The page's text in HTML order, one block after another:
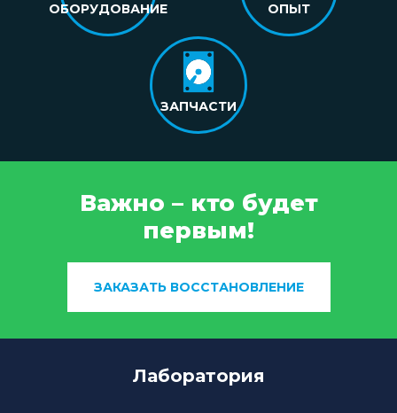
ОБОРУДОВАНИЕ ОПЫТ
ЗАПЧАСТИ
Важно – кто будет
первым!
ЗАКАЗАТЬ ВОССТАНОВЛЕНИЕ
Лаборатория